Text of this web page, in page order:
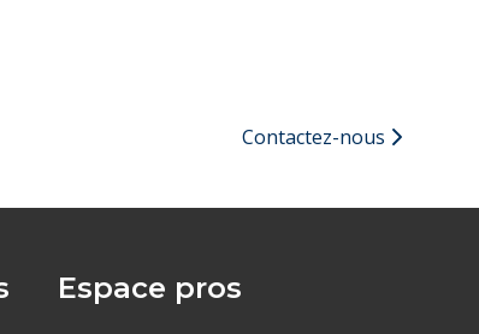
Contactez-nous
Espace pros